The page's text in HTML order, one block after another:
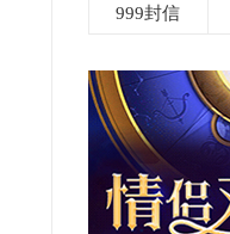
999封信